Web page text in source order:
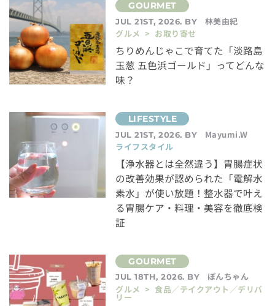
JUL 21ST, 2026. BY
林美由紀
グルメ > お取り寄せ
ちりめんじゃこで育てた「淡路島
玉葱 五色浜ゴールド」ってどんな
味？
JUL 21ST, 2026. BY
Mayumi.W
ライフスタイル
【浄水器とは全然違う】胃腸症状
の改善効果が認められた「電解水
素水」が使い放題！整水器で叶え
る胃腸ケア・料理・美容を徹底検
証
JUL 18TH, 2026. BY
ぽんちゃん
グルメ > 食品／テイクアウト／デリバ
リー